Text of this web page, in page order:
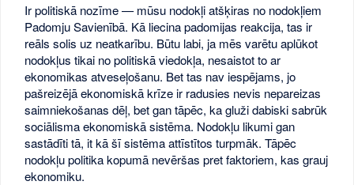
Ir politiskā nozīme — mūsu nodokļi atšķiras no nodokļiem
Padomju Savienībā. Kā liecina padomijas reakcija, tas ir
reāls solis uz neatkarību. Būtu labi, ja mēs varētu aplūkot
nodokļus tikai no politiskā viedokļa, nesaistot to ar
ekonomikas atveseļošanu. Bet tas nav iespējams, jo
pašreizējā ekonomiskā krīze ir radusies nevis nepareizas
saimniekošanas dēļ, bet gan tāpēc, ka gluži dabiski sabrūk
sociālisma ekonomiskā sistēma. Nodokļu likumi gan
sastādīti tā, it kā šī sistēma attīstītos turpmāk. Tāpēc
nodokļu politika kopumā nevēršas pret faktoriem, kas grauj
ekonomiku.